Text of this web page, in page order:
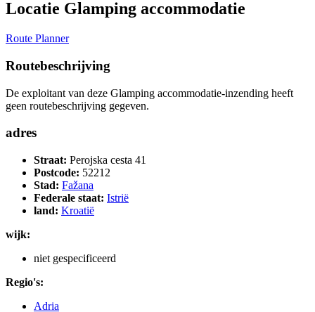
Locatie Glamping accommodatie
Route Planner
Routebeschrijving
De exploitant van deze Glamping accommodatie-inzending heeft
geen routebeschrijving gegeven.
adres
Straat: Perojska cesta 41
Postcode: 52212
Stad: Fažana
Federale staat: Istrië
land: Kroatië
wijk:
niet gespecificeerd
Regio's:
Adria